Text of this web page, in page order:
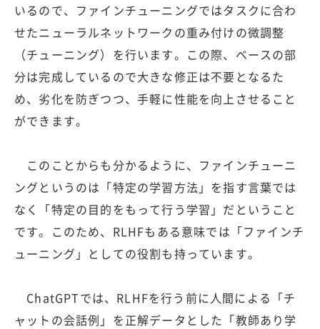
いるので、ファインチューニングではタスクに合わ
せたニューラルネットワークの重み付けの微調整
（チューニング）を行います。この際、ベースの部
分は完成しているので大きな修正は不要となるた
め、劣化を防ぎつつ、手軽に性能を向上させること
ができます。
このことからも分かるように、ファインチューニ
ングというのは「特定の学習方法」を指す言葉では
なく「特定の目的をもって行う学習」だということ
です。このため、RLHFもある意味では「ファインチ
ューニング」としての役割も持っています。
ChatGPTでは、RLHFを行う前に人間による「チ
ャットの会話例」を正解データとした「教師あり学